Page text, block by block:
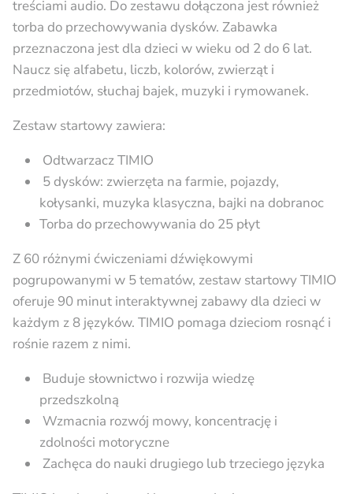
treściami audio. Do zestawu dołączona jest również
torba do przechowywania dysków. Zabawka
przeznaczona jest dla dzieci w wieku od 2 do 6 lat.
Naucz się alfabetu, liczb, kolorów, zwierząt i
przedmiotów, słuchaj bajek, muzyki i rymowanek.
Zestaw startowy zawiera:
Odtwarzacz TIMIO
5 dysków: zwierzęta na farmie, pojazdy,
kołysanki, muzyka klasyczna, bajki na dobranoc
Torba do przechowywania do 25 płyt
Z 60 różnymi ćwiczeniami dźwiękowymi
pogrupowanymi w 5 tematów, zestaw startowy TIMIO
oferuje 90 minut interaktywnej zabawy dla dzieci w
każdym z 8 języków. TIMIO pomaga dzieciom rosnąć i
rośnie razem z nimi.
Buduje słownictwo i rozwija wiedzę
przedszkolną
Wzmacnia rozwój mowy, koncentrację i
zdolności motoryczne
Zachęca do nauki drugiego lub trzeciego języka